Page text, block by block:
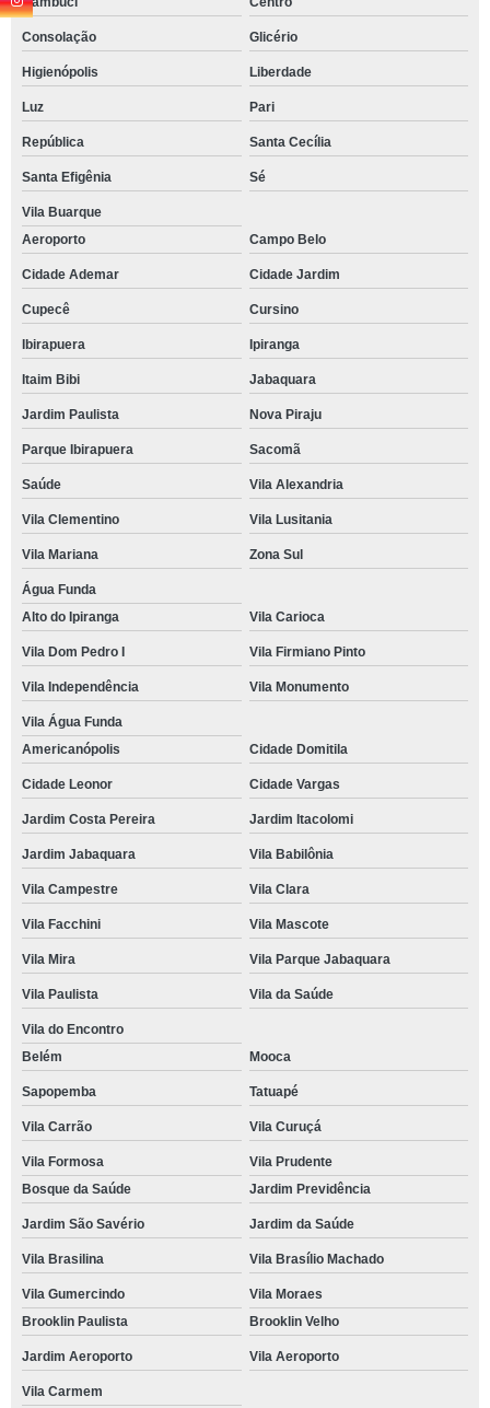
Consolação Glicério
Higienópolis Liberdade
Luz Pari
República Santa Cecília
Santa Efigênia Sé
Vila Buarque
Aeroporto
Campo Belo
Cidade Ademar Cidade Jardim
Cupecê Cursino
Ibirapuera Ipiranga
Itaim Bibi Jabaquara
Jardim Paulista Nova Piraju
Parque Ibirapuera Sacomã
Saúde Vila Alexandria
Vila Clementino Vila Lusitania
Vila Mariana Zona Sul
Água Funda
Alto do Ipiranga
Vila Carioca
Vila Dom Pedro I Vila Firmiano Pinto
Vila Independência Vila Monumento
Vila Água Funda
Americanópolis
Cidade Domitila
Cidade Leonor Cidade Vargas
Jardim Costa Pereira Jardim Itacolomi
Jardim Jabaquara Vila Babilônia
Vila Campestre Vila Clara
Vila Facchini Vila Mascote
Vila Mira Vila Parque Jabaquara
Vila Paulista Vila da Saúde
Vila do Encontro
Belém
Mooca
Sapopemba Tatuapé
Vila Carrão Vila Curuçá
Vila Formosa
Vila Prudente
Bosque da Saúde
Jardim Previdência
Jardim São Savério Jardim da Saúde
Vila Brasilina Vila Brasílio Machado
Vila Gumercindo
Vila Moraes
Brooklin Paulista
Brooklin Velho
Jardim Aeroporto Vila Aeroporto
Vila Carmem